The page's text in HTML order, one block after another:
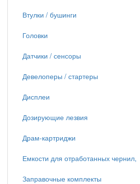
Втулки / бушинги
Головки
Датчики / сенсоры
Девелоперы / стартеры
Дисплеи
Дозирующие лезвия
Драм-картриджи
Емкости для отработанных чернил,
Заправочные комплекты